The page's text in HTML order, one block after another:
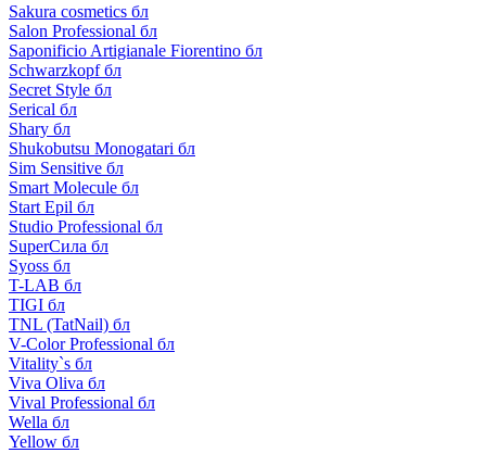
Sakura cosmetics бл
Salon Professional бл
Saponificio Artigianale Fiorentino бл
Schwarzkopf бл
Secret Style бл
Serical бл
Shary бл
Shukobutsu Monogatari бл
Sim Sensitive бл
Smart Molecule бл
Start Epil бл
Studio Professional бл
SuperСила бл
Syoss бл
T-LAB бл
TIGI бл
TNL (TatNail) бл
V-Color Professional бл
Vitality`s бл
Viva Oliva бл
Vival Professional бл
Wella бл
Yellow бл